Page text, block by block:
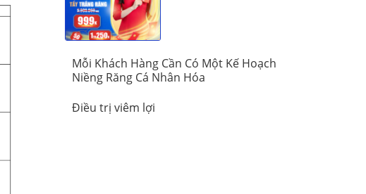
Mỗi Khách Hàng Cần Có Một Kế Hoạch
Niềng Răng Cá Nhân Hóa
Điều trị viêm lợi